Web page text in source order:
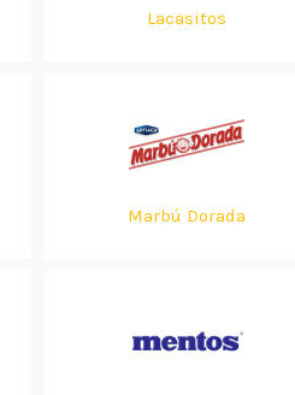
Lacasitos
Marbú Dorada